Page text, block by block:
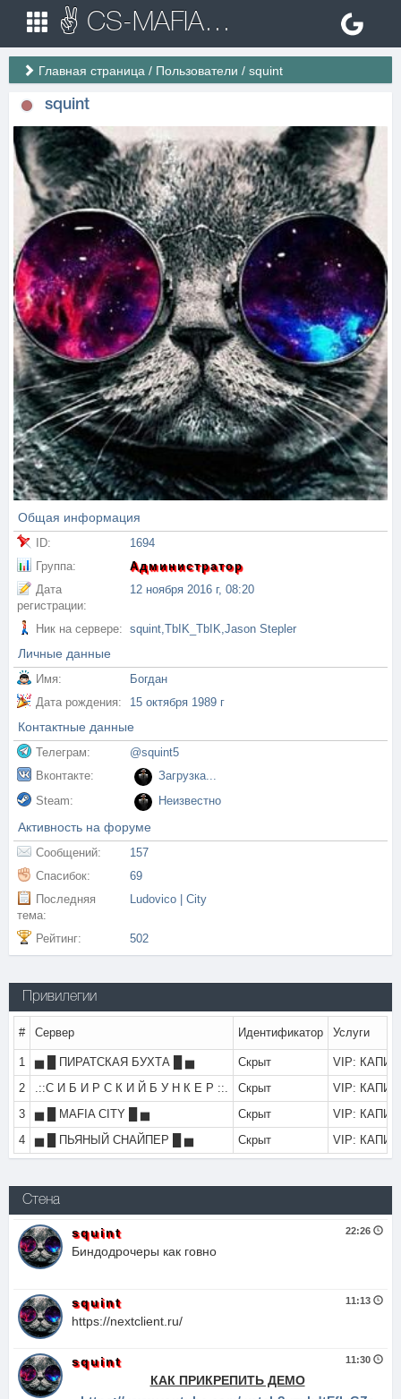
✌ CS-MAFIA.RU ✌ Игровые сервера Counter Strike 1.6
Главная страница / Пользователи / squint
squint
Общая информация
ID:
1694
Группа:
Администратор
Дата
регистрации:
12 ноября 2016 г, 08:20
Ник на сервере: squint,TbIK_TbIK,Jason Stepler
Личные данные
Имя:
Богдан
Дата рождения:
15 октября 1989 г
Контактные данные
Телеграм:
@squint5
Вконтакте:
Загрузка...
Steam:
Неизвестно
Активность на форуме
Сообщений:
157
Спасибок:
69
Последняя
тема:
Ludovico | City
Рейтинг: 502
Привилегии
# Сервер Идентификатор Услуги
1 ▅ █ ПИРАТСКАЯ БУХТА █ ▅ Скрыт
VIP:
2
.::С И Б И Р С К И Й Б У Н К Е Р ::. Скрыт
VIP:
3
▅ █ MAFIA CITY █ ▅ Скрыт
VIP:
4
▅ █ ПЬЯНЫЙ СНАЙПЕР █ ▅ Скрыт VIP:
Стена
squint 22:26
Биндодрочеры как говно
squint 11:13
https://nextclient.ru/
squint 11:30
КАК ПРИКРЕПИТЬ ДЕМО